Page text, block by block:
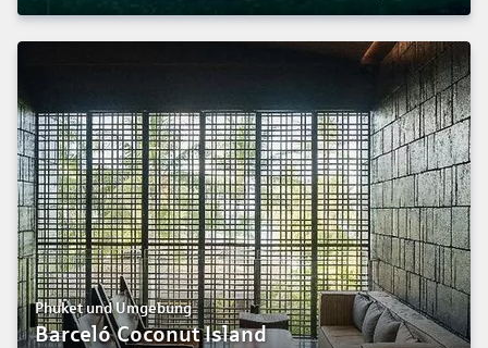
Phuket und Umgebung
Barceló Coconut Island